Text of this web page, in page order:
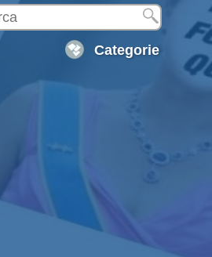
Categorie